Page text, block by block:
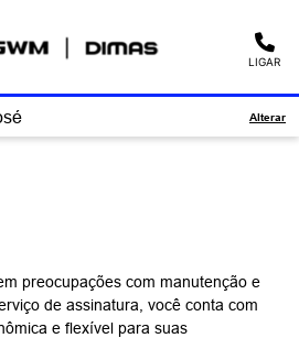
LIGAR
Alterar
preocupações com manutenção e
de assinatura, você conta com
e flexível para suas